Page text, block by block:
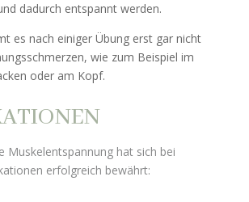
dadurch entspannt werden.
es nach einiger Übung erst gar nicht
wie zum Beispiel im
oder am Kopf.
Muskelentspannung hat sich bei
erfolgreich bewährt: